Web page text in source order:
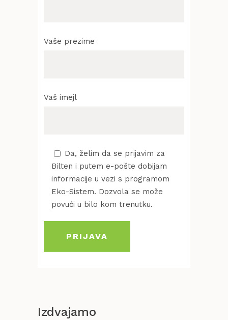
Vaše prezime
Vaš imejl
Da, želim da se prijavim za
Bilten i putem e-pošte dobijam
informacije u vezi s programom
Eko-Sistem. Dozvola se može
povući u bilo kom trenutku.
Izdvajamo